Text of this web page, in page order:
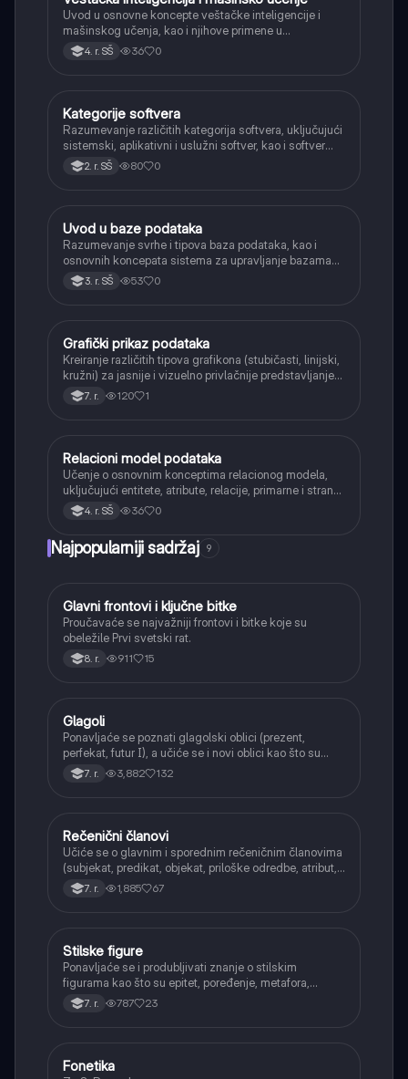
Uvod u osnovne koncepte veštačke inteligencije i
mašinskog učenja, kao i njihove primene u
svakodnevnom životu i industriji.
4. r. SŠ 36 0
Informatika
Kategorije softvera
Razumevanje različitih kategorija softvera, uključujući
sistemski, aplikativni i uslužni softver, kao i softver
otvorenog koda.
2. r. SŠ 80 0
Informatika
Uvod u baze podataka
Razumevanje svrhe i tipova baza podataka, kao i
osnovnih koncepata sistema za upravljanje bazama
podataka (DBMS).
3. r. SŠ 53 0
Informatika
Grafički prikaz podataka
Kreiranje različitih tipova grafikona (stubičasti, linijski,
kružni) za jasnije i vizuelno privlačnije predstavljanje
podataka.
7. r. 120 1
Informatika
Relacioni model podataka
Učenje o osnovnim konceptima relacionog modela,
uključujući entitete, atribute, relacije, primarne i strane
ključeve.
4. r. SŠ 36 0
Najpopularniji sadržaj 9
Istorija
Glavni frontovi i ključne bitke
Proučavaće se najvažniji frontovi i bitke koje su
obeležile Prvi svetski rat.
8. r. 911 15
Srpski jezik
Glagoli
Ponavljaće se poznati glagolski oblici (prezent,
perfekat, futur I), a učiće se i novi oblici kao što su
aorist, imperfekat, pluskvamperfekat, futur II, kao i
glagolski prilozi i pridevi.
7. r. 3,882 132
Srpski jezik
Rečenični članovi
Učiće se o glavnim i sporednim rečeničnim članovima
(subjekat, predikat, objekat, priloške odredbe, atribut,
apozicija) i njihovoj funkciji.
7. r. 1,885 67
Srpski jezik
Stilske figure
Ponavljaće se i produbljivati znanje o stilskim
figurama kao što su epitet, poređenje, metafora,
personifikacija, hiperbola, onomatopeja, aliteracija i
asonanca, razumevajući njihovu ulogu u tekstu.
7. r. 787 23
Srpski jezik
Fonetika